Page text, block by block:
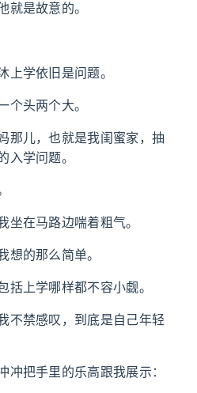
就是故意的。
上学依旧是问题。
个头两个大。
那儿，也就是我闺蜜家，抽
入学问题。
坐在马路边喘着粗气。
想的那么简单。
括上学哪样都不容小觑。
不禁感叹，到底是自己年轻
冲把手里的乐高跟我展示：